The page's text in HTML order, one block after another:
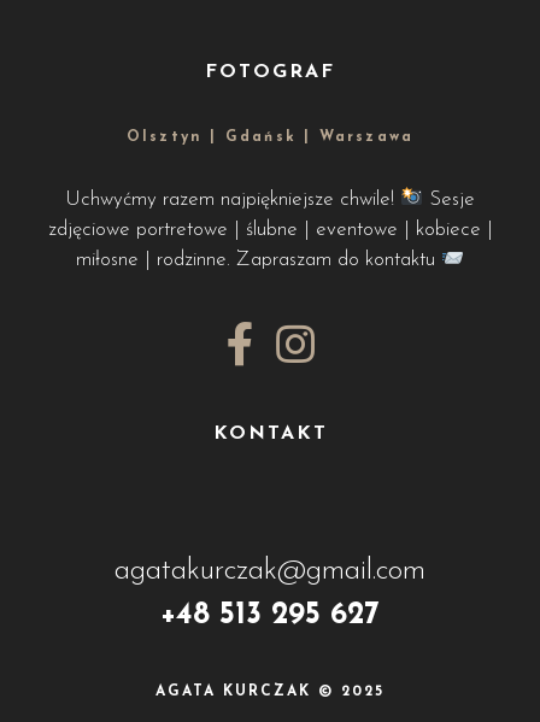
FOTOGRAF
Olsztyn | Gdańsk | Warszawa
Uchwyćmy razem najpiękniejsze chwile!
Sesje
zdjęciowe portretowe | ślubne | eventowe | kobiece |
miłosne | rodzinne. Zapraszam do kontaktu
KONTAKT
agatakurczak@gmail.com
+48 513 295 627
AGATA KURCZAK © 2025